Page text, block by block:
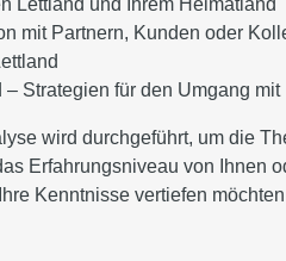
mit Partnern, Kunden oder
– Strategien für den Umgang
wird durchgeführt, um die
Erfahrungsniveau von Ihnen
Kenntnisse vertiefen